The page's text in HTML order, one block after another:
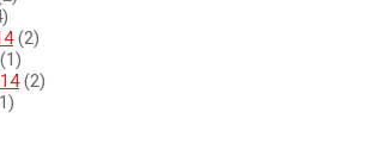
(2)
(2)